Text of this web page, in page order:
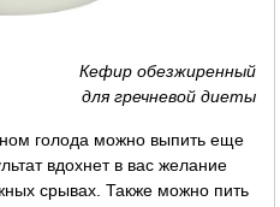
Кефир обезжиренный
для гречневой диеты
голода можно выпить еще
вдохнет в вас желание
срывах. Также можно пить